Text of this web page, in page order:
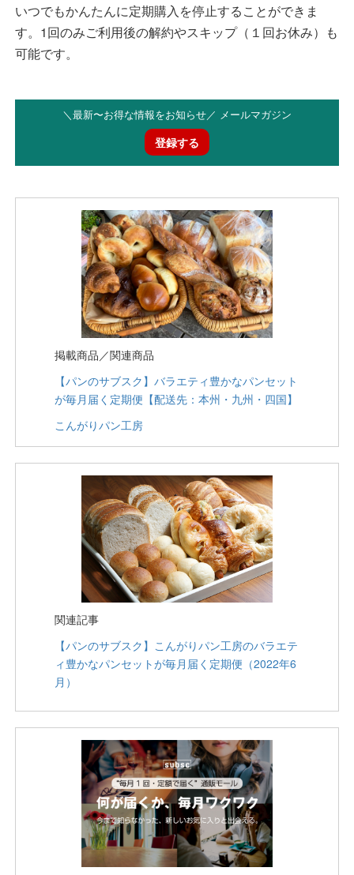
いつでもかんたんに定期購入を停止することができま
す。1回のみご利用後の解約やスキップ（１回お休み）も
可能です。
＼最新〜お得な情報をお知らせ／ メールマガジン
登録する
掲載商品／関連商品
【パンのサブスク】バラエティ豊かなパンセット
が毎月届く定期便【配送先：本州・九州・四国】
こんがりパン工房
関連記事
【パンのサブスク】こんがりパン工房のバラエテ
ィ豊かなパンセットが毎月届く定期便（2022年6
月）